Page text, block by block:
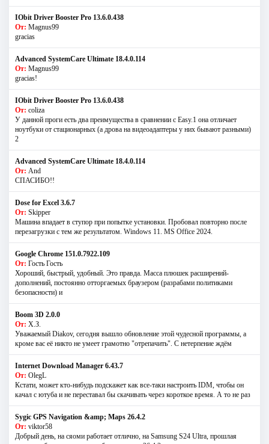
IObit Driver Booster Pro 13.6.0.438
От: Magnus99
gracias
Advanced SystemCare Ultimate 18.4.0.114
От: Magnus99
gracias!
IObit Driver Booster Pro 13.6.0.438
От: coliza
У данной проги есть два преимущества в сравнении с Easy.1 она отличает
ноутбуки от стационарных (а дрова на видеоадаптеры у них бывают разными)
2
Advanced SystemCare Ultimate 18.4.0.114
От: And
СПАСИБО!!
Dose for Excel 3.6.7
От: Skipper
Машина впадает в ступор при попытке установки. Пробовал повторно после
перезагрузки с тем же результатом. Windows 11. MS Offiсe 2024.
Google Chrome 151.0.7922.109
От: Гость Гость
Хороший, быстрый, удобный. Это правда. Масса плюшек расширений-
дополнений, постоянно отторгаемых браузером (разрабами политиками
безопасности) и
Boom 3D 2.0.0
От: Х.З.
Уважаемый Diakov, сегодня вышло обновление этой чудесной программы, а
кроме вас её никто не умеет грамотно "отрепачить". С нетерпение ждём
Internet Download Manager 6.43.7
От: OlegL
Кстати, может кто-нибудь подскажет как все-таки настроить IDM, чтобы он
качал с ютуба и не переставал бы скачивать через короткое время. А то не раз
Sygic GPS Navigation &amp; Maps 26.4.2
От: viktor58
Добрый день, на сяоми работает отлично, на Samsung S24 Ultra, прошлая